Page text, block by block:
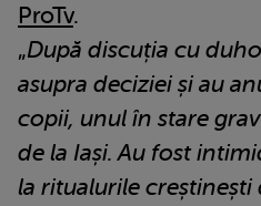
ProTv.
„După discuția cu
asupra deciziei și au
copii, unul în stare
de la Iași. Au fost
la ritualurile creștinești